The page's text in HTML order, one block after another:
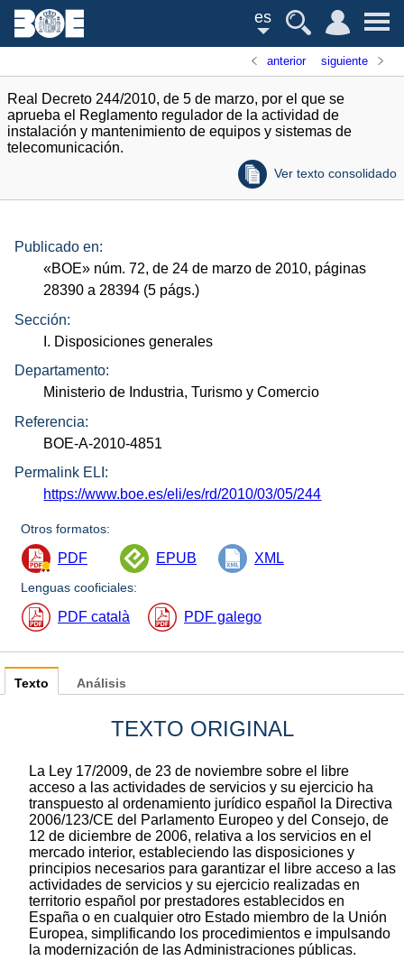
es
anterior siguiente
Real Decreto 244/2010, de 5 de marzo, por el que se
aprueba el Reglamento regulador de la actividad de
instalación y mantenimiento de equipos y sistemas de
telecomunicación.
Ver texto consolidado
Publicado en:
«BOE» núm. 72, de 24 de marzo de 2010, páginas
28390 a 28394 (5 págs.)
Sección:
I. Disposiciones generales
Departamento:
Ministerio de Industria, Turismo y Comercio
Referencia:
BOE-A-2010-4851
Permalink ELI:
https://www.boe.es/eli/es/rd/2010/03/05/244
Otros formatos:
PDF EPUB XML
Lenguas cooficiales:
PDF català PDF galego
Texto
TEXTO ORIGINAL
La Ley 17/2009, de 23 de noviembre sobre el libre
acceso a las actividades de servicios y su ejercicio ha
transpuesto al ordenamiento jurídico español la Directiva
2006/123/CE del Parlamento Europeo y del Consejo, de
12 de diciembre de 2006, relativa a los servicios en el
mercado interior, estableciendo las disposiciones y
principios necesarios para garantizar el libre acceso a las
actividades de servicios y su ejercicio realizadas en
territorio español por prestadores establecidos en
España o en cualquier otro Estado miembro de la Unión
Europea, simplificando los procedimientos e impulsando
la modernización de las Administraciones públicas.
Análisis